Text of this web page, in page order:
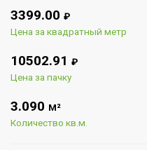
3399.00 ₽
Цена за квадратный метр
10502.91 ₽
Цена за пачку
3.090 М²
Количество кв.м.